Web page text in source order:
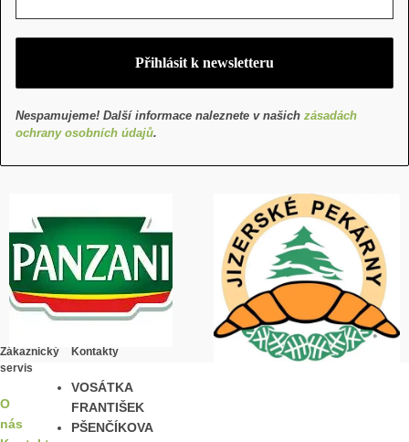
Nespamujeme! Další informace naleznete v našich zásadách
ochrany osobních údajů.
Zákaznický
servis
O
nás
Kontakty
VOSÁTKA
FRANTIŠEK
PŠENČÍKOVA